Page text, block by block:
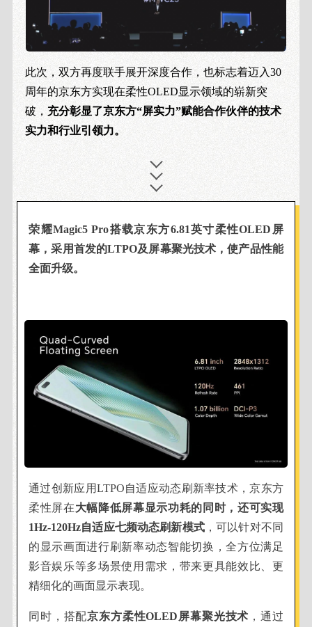
此次，双方再度联手展开深度合作，也标志着迈入30
周年的京东方实现在柔性OLED显示领域的崭新突
破， 充分彰显了京东方“屏实力”赋能合作伙伴的技术
实力和行业引领力。
荣耀Magic5 Pro搭载京东方6.81英寸柔性OLED屏
幕，采用首发的LTPO及屏幕聚光技术，使产品性能
全面升级。
通过创新应用LTPO自适应动态刷新率技术，京东方
柔性屏在大幅降低屏幕显示功耗的同时， 还可实现
1Hz-120Hz自适应七频动态刷新模式，可以针对不同
的显示画面进行刷新率动态智能切换，全方位满足
影音娱乐等多场景使用需求，带来更具能效比、更
精细化的画面显示表现。
同时，搭配京东方柔性OLED屏幕聚光技术 ，通过